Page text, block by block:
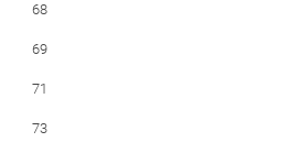
68
69
71
73